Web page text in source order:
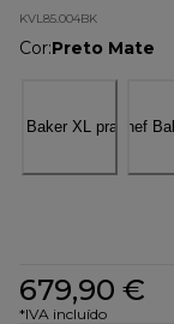
KVL85.004BK
Cor:Preto Mate
679,90 €
*IVA incluído